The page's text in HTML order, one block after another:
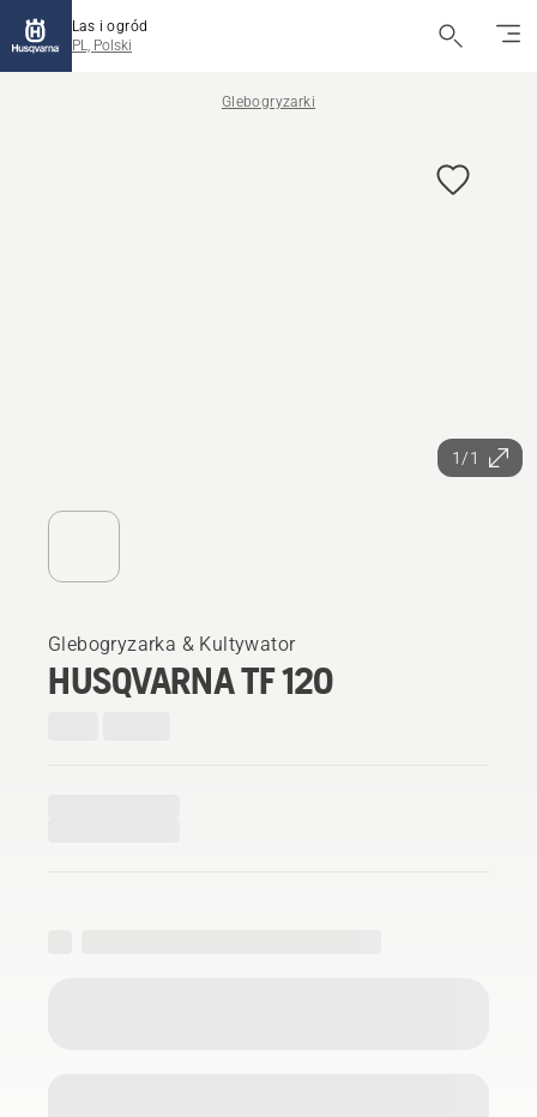
Las i ogród
PL, Polski
Glebogryzarki
1/1
Glebogryzarka & Kultywator
HUSQVARNA TF 120